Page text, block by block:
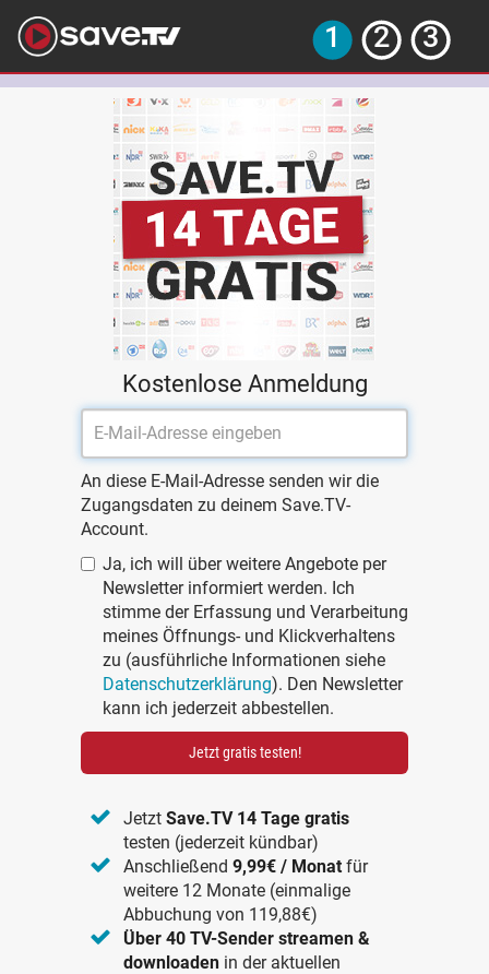
Kostenlose Anmeldung
An diese E-Mail-Adresse senden wir die
Zugangsdaten zu deinem Save.TV-
Account.
Ja, ich will über weitere Angebote per
Newsletter informiert werden. Ich
stimme der Erfassung und Verarbeitung
meines Öffnungs- und Klickverhaltens
zu (ausführliche Informationen siehe
Datenschutzerklärung). Den Newsletter
kann ich jederzeit abbestellen.
Jetzt gratis testen!
JetztSave.TV 14 Tage gratis
testen (jederzeit kündbar)
Anschließend9,99€ / Monat für
weitere 12 Monate (einmalige
Abbuchung von 119,88€)
Über 40 TV-Sender streamen &
downloaden in der aktuellen